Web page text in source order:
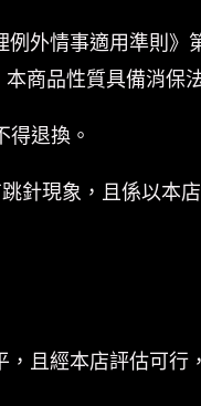
外情事適用準則
商品性質具備消保
得退換。
針現象，且係以本
且經本店評估可行